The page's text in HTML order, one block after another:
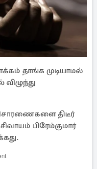
தாங்க முடியாமல்
திடீர்
பிரேம்குமார்